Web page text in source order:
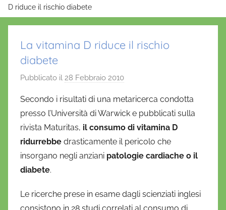
D riduce il rischio diabete
La vitamina D riduce il rischio
diabete
Pubblicato il 28 Febbraio 2010
D
a
n
e
D
Secondo i risultati di una metaricerca condotta
presso l’Università di Warwick e pubblicati sulla
rivista Maturitas, il consumo di vitamina D
ridurrebbe drasticamente il pericolo che
insorgano negli anziani patologie cardiache o il
diabete.
Le ricerche prese in esame dagli scienziati inglesi